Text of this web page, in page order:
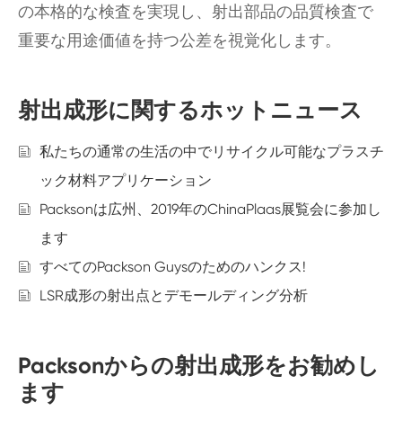
の本格的な検査を実現し、射出部品の品質検査で
重要な用途価値を持つ公差を視覚化します。
射出成形に関するホットニュース
私たちの通常の生活の中でリサイクル可能なプラスチ
ック材料アプリケーション
Packsonは広州、2019年のChinaPlaas展覧会に参加し
ます
すべてのPackson Guysのためのハンクス!
LSR成形の射出点とデモールディング分析
Packsonからの射出成形をお勧めし
ます